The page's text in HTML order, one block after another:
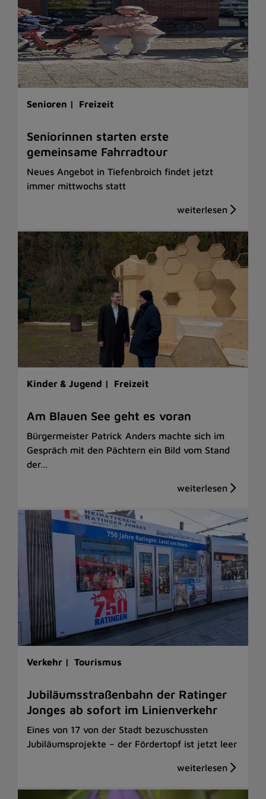
Senioren | Freizeit
Seniorinnen starten erste
gemeinsame Fahrradtour
Neues Angebot in Tiefenbroich findet jetzt
immer mittwochs statt
Kinder & Jugend | Freizeit
Am Blauen See geht es voran
Bürgermeister Patrick Anders machte sich im
Gespräch mit den Pächtern ein Bild vom Stand
der…
Verkehr | Tourismus
Jubiläumsstraßenbahn der Ratinger
Jonges ab sofort im Linienverkehr
Eines von 17 von der Stadt bezuschussten
Jubiläumsprojekte – der Fördertopf ist jetzt leer